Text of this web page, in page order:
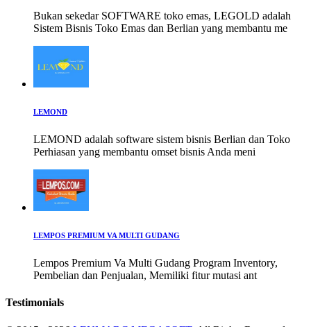
Bukan sekedar SOFTWARE toko emas, LEGOLD adalah
Sistem Bisnis Toko Emas dan Berlian yang membantu me
LEMOND
LEMOND adalah software sistem bisnis Berlian dan Toko
Perhiasan yang membantu omset bisnis Anda meni
LEMPOS PREMIUM VA MULTI GUDANG
Lempos Premium Va Multi Gudang Program Inventory,
Pembelian dan Penjualan, Memiliki fitur mutasi ant
Testimonials